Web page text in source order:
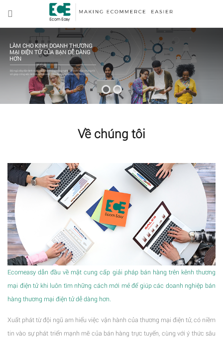
LÀM CHO KINH DOANH THƯƠNG
MẠI ĐIỆN TỬ CỦA BẠN DỄ DÀNG
HƠN
Đội ngũ dày dặn kinh nghiệm và hệ thống công nghệ tiên tiến của chúng tôi
sẽ giúp công việc kinh doanh thương mại điện tử của bạn dễ dàng hơn.
Về chúng tôi
Ecomeasy dẫn đầu về mặt cung cấp giải pháp bán hàng trên kênh thương
mại điện tử khi luôn tìm những cách mới mẻ để giúp các doanh nghiệp bán
hàng thương mại điện tử dễ dàng hơn.
Xuất phát từ đội ngũ am hiểu việc vận hành của thương mại điện tử, có niềm
tin vào sự phát triển mạnh mẽ của bán hàng trực tuyến, cùng với ý thức sâu